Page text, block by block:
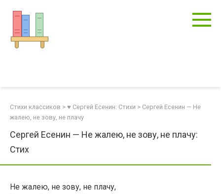
контенту
Стихи классиков > ♥ Сергей Есенин: Стихи > Сергей Есенин — Не
жалею, не зову, не плачу
Сергей Есенин — Не жалею, не зову, не плачу:
Стих
Не жалею, не зову, не плачу,